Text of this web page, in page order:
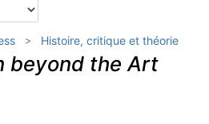
Histoire, critique et théorie
beyond the Art